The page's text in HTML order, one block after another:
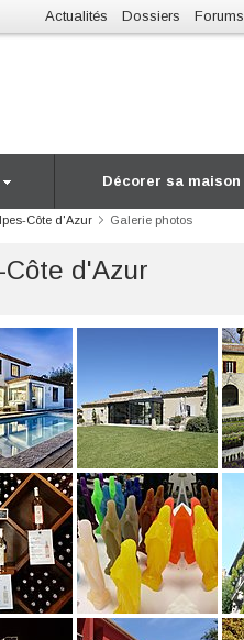
Actualités Dossiers Forums
Décorer sa maison
Côte d'Azur Galerie photos
d'Azur